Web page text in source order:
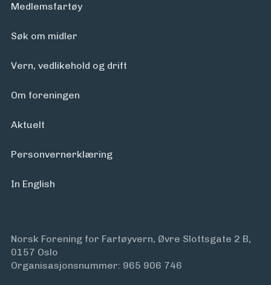
Medlemsfartøy
Søk om midler
Vern, vedlikehold og drift
Om foreningen
Aktuelt
Personvern­erklæring
In English
Norsk Forening for Fartøyvern, Øvre Slottsgate 2 B,
0157 Oslo
Organisasjonsnummer: 965 906 746